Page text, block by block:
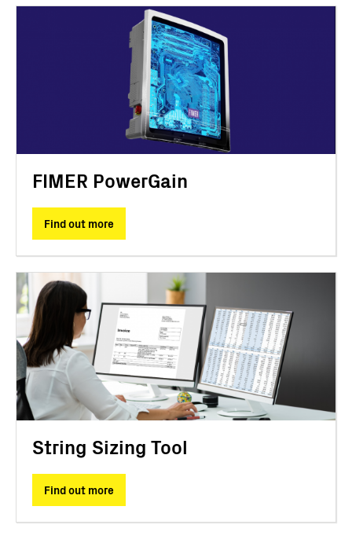
FIMER PowerGain
Find out more
String Sizing Tool
Find out more